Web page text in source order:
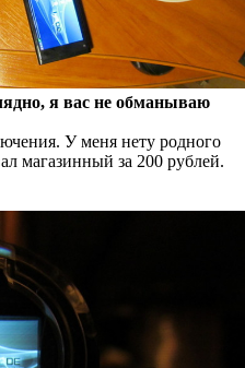
я вас не обманываю
У меня нету родного
магазинный за 200 рублей.